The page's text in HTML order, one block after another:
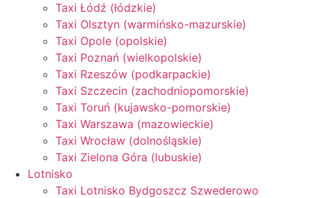
Taxi Łódź (łódzkie)
Taxi Olsztyn (warmińsko-mazurskie)
Taxi Opole (opolskie)
Taxi Poznań (wielkopolskie)
Taxi Rzeszów (podkarpackie)
Taxi Szczecin (zachodniopomorskie)
Taxi Toruń (kujawsko-pomorskie)
Taxi Warszawa (mazowieckie)
Taxi Wrocław (dolnośląskie)
Taxi Zielona Góra (lubuskie)
Lotnisko
Taxi Lotnisko Bydgoszcz Szwederowo